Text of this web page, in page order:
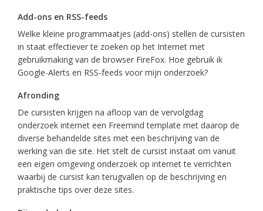
Add-ons en RSS-feeds
Welke kleine programmaatjes (add-ons) stellen de cursisten
in staat effectiever te zoeken op het Internet met
gebruikmaking van de browser FireFox. Hoe gebruik ik
Google-Alerts en RSS-feeds voor mijn onderzoek?
Afronding
De cursisten krijgen na afloop van de vervolgdag
onderzoek internet een Freemind template met daarop de
diverse behandelde sites met een beschrijving van de
werking van die site. Het stelt de cursist instaat om vanuit
een eigen omgeving onderzoek op internet te verrichten
waarbij de cursist kan terugvallen op de beschrijving en
praktische tips over deze sites.